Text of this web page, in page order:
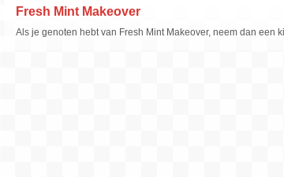
Fresh Mint Makeover
Als je genoten hebt van Fresh Mint Makeover, neem dan